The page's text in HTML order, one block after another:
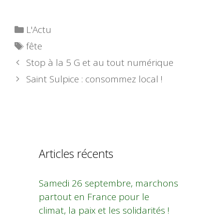
Catégories
L'Actu
Étiquettes
fête
Stop à la 5 G et au tout numérique
Saint Sulpice : consommez local !
Articles récents
Samedi 26 septembre, marchons
partout en France pour le
climat, la paix et les solidarités !